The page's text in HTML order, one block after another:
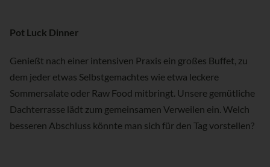
Pot Luck Dinner
Genießt nach einer intensiven Praxis ein großes Buffet, zu
dem jeder etwas Selbstgemachtes wie etwa leckere
Sommersalate oder Raw Food mitbringt. Unsere gemütliche
Dachterrasse lädt zum gemeinsamen Verweilen ein. Welch
besseren Abschluss könnte man sich für den Tag vorstellen?